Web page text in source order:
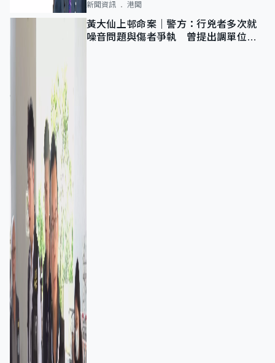
新聞資訊 港聞
黃大仙上邨命案｜警方：行兇者多次就
噪音問題與傷者爭執 曾提出調單位已